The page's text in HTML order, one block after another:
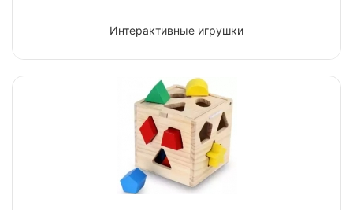
Интерактивные игрушки